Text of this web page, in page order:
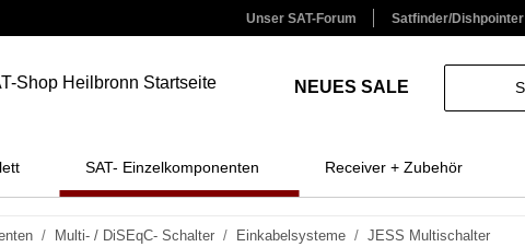
Unser SAT-Forum Satfinder/Dishpointer
NEUES SALE
SAT- Einzelkomponenten Receiver + Zubehör
Multi- / DiSEqC- Schalter Einkabelsysteme
JESS Multischalter